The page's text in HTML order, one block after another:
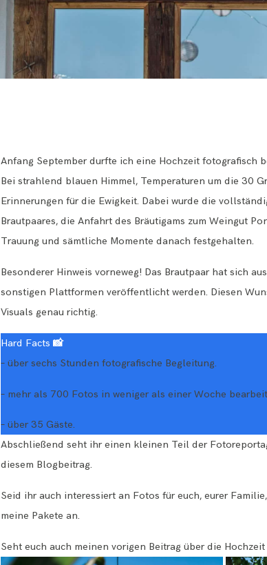
Anfang September durfte ich eine Hochzeit fotografisch
Bei strahlend blauen Himmel, Temperaturen um die 30
Erinnerungen für die Ewigkeit. Dabei wurde die
Brautpaares, die Anfahrt des Bräutigams zum Weingut
Trauung und sämtliche Momente danach festgehalten.
Besonderer Hinweis vorneweg! Das Brautpaar hat sich
sonstigen Plattformen veröffentlicht werden. Diesen
Visuals genau richtig.
Hard Facts 📸
– über sechs Stunden fotografische Begleitung.
– mehr als 700 Fotos in weniger als einer Woche
– über 35 Gäste.
Abschließend seht ihr einen kleinen Teil der
diesem Blogbeitrag.
Seid ihr auch interessiert an Fotos für euch, eurer
meine Pakete an.
Seht euch auch meinen vorigen Beitrag über die Hochzeit